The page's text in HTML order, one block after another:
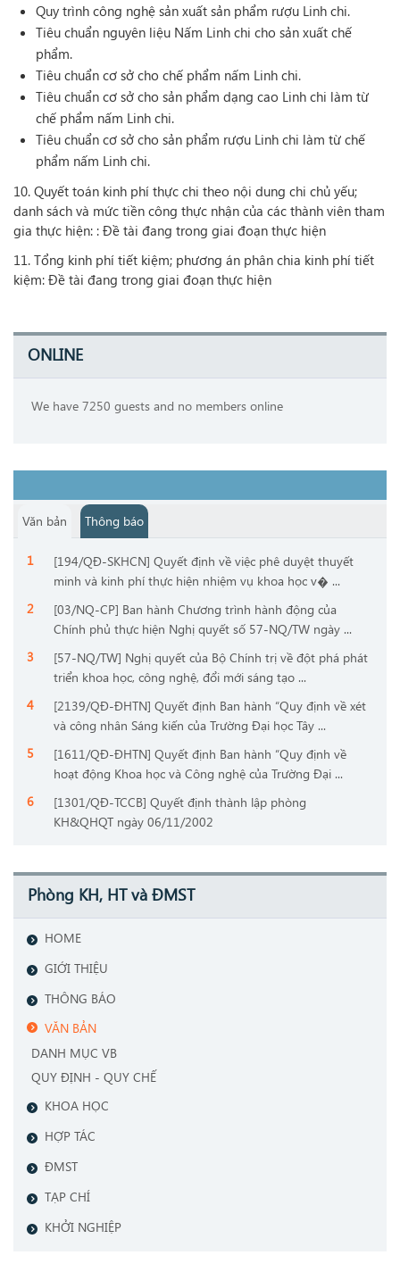
Quy trình công nghệ sản xuất sản phẩm rượu Linh chi.
Tiêu chuẩn nguyên liệu Nấm Linh chi cho sản xuất chế
phẩm.
Tiêu chuẩn cơ sở cho chế phẩm nấm Linh chi.
Tiêu chuẩn cơ sở cho sản phẩm dạng cao Linh chi làm từ
chế phẩm nấm Linh chi.
Tiêu chuẩn cơ sở cho sản phẩm rượu Linh chi làm từ chế
phẩm nấm Linh chi.
10. Quyết toán kinh phí thực chi theo nội dung chi chủ yếu;
danh sách và mức tiền công thực nhận của các thành viên tham
gia thực hiện: : Đề tài đang trong giai đoạn thực hiện
11. Tổng kinh phí tiết kiệm; phương án phân chia kinh phí tiết
kiệm: Đề tài đang trong giai đoạn thực hiện
ONLINE
We have 7250 guests and no members online
Văn bản Thông báo
[194/QĐ-SKHCN] Quyết định về việc phê duyệt thuyết
minh và kinh phí thực hiện nhiệm vụ khoa học v� ...
[03/NQ-CP] Ban hành Chương trình hành động của
Chính phủ thực hiện Nghị quyết số 57-NQ/TW ngày ...
[57-NQ/TW] Nghị quyết của Bộ Chính trị về đột phá phát
triển khoa học, công nghệ, đổi mới sáng tạo ...
[2139/QĐ-ĐHTN] Quyết định Ban hành “Quy định về xét
và công nhân Sáng kiến của Trường Đại học Tây ...
[1611/QĐ-ĐHTN] Quyết định Ban hành “Quy định về
hoạt động Khoa học và Công nghệ của Trường Đại ...
[1301/QĐ-TCCB] Quyết định thành lập phòng
KH&QHQT ngày 06/11/2002
Phòng KH, HT và ĐMST
HOME
GIỚI THIỆU
THÔNG BÁO
VĂN BẢN
DANH MỤC VB
QUY ĐỊNH - QUY CHẾ
KHOA HỌC
HỢP TÁC
ĐMST
TẠP CHÍ
KHỞI NGHIỆP